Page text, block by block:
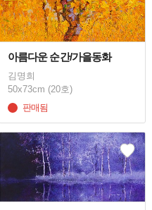
아름다운 순간/가을동화
김명희
50x73cm (20호)
판매됨